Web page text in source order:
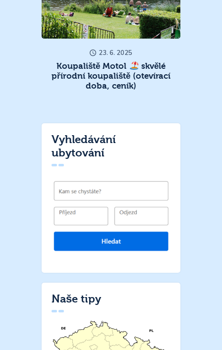
23. 6. 2025
Koupaliště Motol
skvělé
přírodní koupaliště (otevírací
doba, ceník)
Vyhledávání
ubytování
Naše tipy